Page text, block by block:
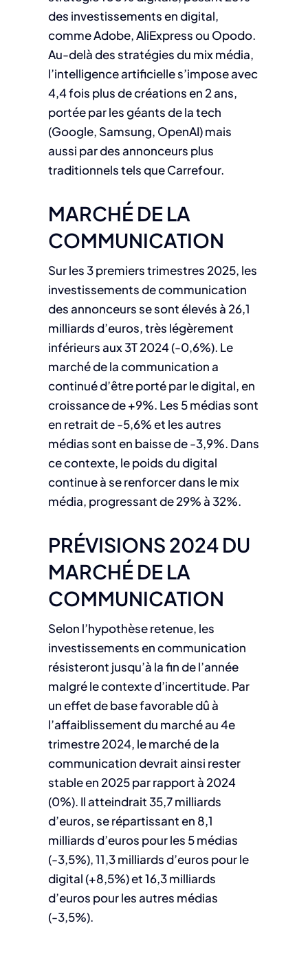
des investissements en digital,
comme Adobe, AliExpress ou Opodo.
Au-delà des stratégies du mix média,
l’intelligence artificielle s’impose avec
4,4 fois plus de créations en 2 ans,
portée par les géants de la tech
(Google, Samsung, OpenAI) mais
aussi par des annonceurs plus
traditionnels tels que Carrefour.
MARCHÉ DE LA
COMMUNICATION
Sur les 3 premiers trimestres 2025, les
investissements de communication
des annonceurs se sont élevés à 26,1
milliards d’euros, très légèrement
inférieurs aux 3T 2024 (-0,6%). Le
marché de la communication a
continué d’être porté par le digital, en
croissance de +9%. Les 5 médias sont
en retrait de -5,6% et les autres
médias sont en baisse de -3,9%. Dans
ce contexte, le poids du digital
continue à se renforcer dans le mix
média, progressant de 29% à 32%.
PRÉVISIONS 2024 DU
MARCHÉ DE LA
COMMUNICATION
Selon l’hypothèse retenue, les
investissements en communication
résisteront jusqu’à la fin de l’année
malgré le contexte d’incertitude. Par
un effet de base favorable dû à
l’affaiblissement du marché au 4e
trimestre 2024, le marché de la
communication devrait ainsi rester
stable en 2025 par rapport à 2024
(0%). Il atteindrait 35,7 milliards
d’euros, se répartissant en 8,1
milliards d’euros pour les 5 médias
(-3,5%), 11,3 milliards d’euros pour le
digital (+8,5%) et 16,3 milliards
d’euros pour les autres médias
(-3,5%).